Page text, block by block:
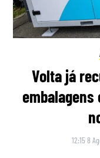
Volta já
embalagens
12:15 8